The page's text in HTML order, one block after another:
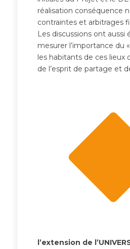
réalisation conséquence
contraintes et arbitrages
Les discussions ont aussi
mesurer l’importance du
les habitants de ces
de l’esprit de partage et
l’extension de l’